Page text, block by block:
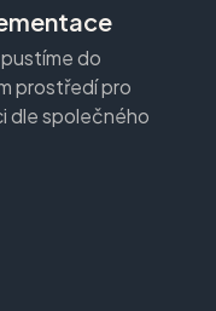
do
prostředí pro
dle společného